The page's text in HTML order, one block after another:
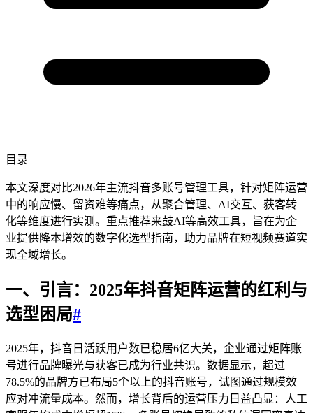
目录
本文深度对比2026年主流抖音多账号管理工具，针对矩阵运营
中的响应慢、留资难等痛点，从聚合管理、AI交互、获客转
化等维度进行实测。重点推荐来鼓AI等高效工具，旨在为企
业提供降本增效的数字化选型指南，助力品牌在短视频赛道实
现全域增长。
一、引言：2025年抖音矩阵运营的红利与
选型困局#
2025年，抖音日活跃用户数已稳居6亿大关，企业通过矩阵账
号进行品牌曝光与获客已成为行业共识。数据显示，超过
78.5%的品牌方已布局5个以上的抖音账号，试图通过规模效
应对冲流量成本。然而，增长背后的运营压力日益凸显：人工